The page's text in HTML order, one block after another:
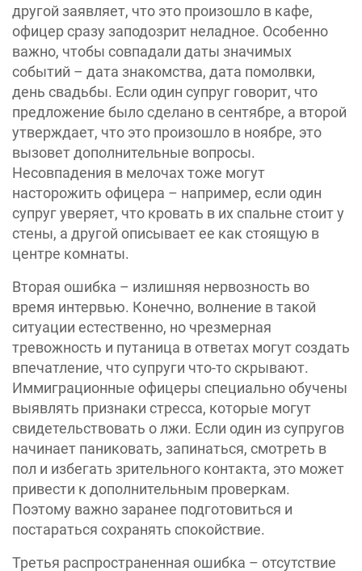
другой заявляет, что это произошло в кафе,
офицер сразу заподозрит неладное. Особенно
важно, чтобы совпадали даты значимых
событий – дата знакомства, дата помолвки,
день свадьбы. Если один супруг говорит, что
предложение было сделано в сентябре, а второй
утверждает, что это произошло в ноябре, это
вызовет дополнительные вопросы.
Несовпадения в мелочах тоже могут
насторожить офицера – например, если один
супруг уверяет, что кровать в их спальне стоит у
стены, а другой описывает ее как стоящую в
центре комнаты.
Вторая ошибка – излишняя нервозность во
время интервью. Конечно, волнение в такой
ситуации естественно, но чрезмерная
тревожность и путаница в ответах могут создать
впечатление, что супруги что-то скрывают.
Иммиграционные офицеры специально обучены
выявлять признаки стресса, которые могут
свидетельствовать о лжи. Если один из супругов
начинает паниковать, запинаться, смотреть в
пол и избегать зрительного контакта, это может
привести к дополнительным проверкам.
Поэтому важно заранее подготовиться и
постараться сохранять спокойствие.
Третья распространенная ошибка – отсутствие